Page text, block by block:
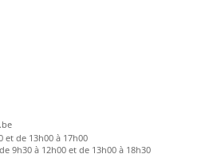
et de 13h00 à 17h00
9h30 à 12h00 et de 13h00 à 18h30